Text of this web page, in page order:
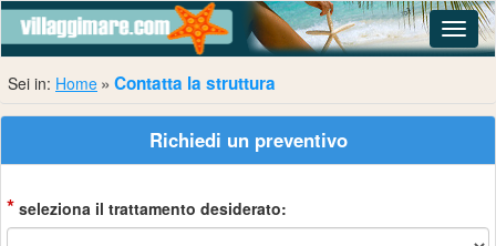
Sei in: Home Contatta la struttura
Richiedi un preventivo
* seleziona il trattamento desiderato: